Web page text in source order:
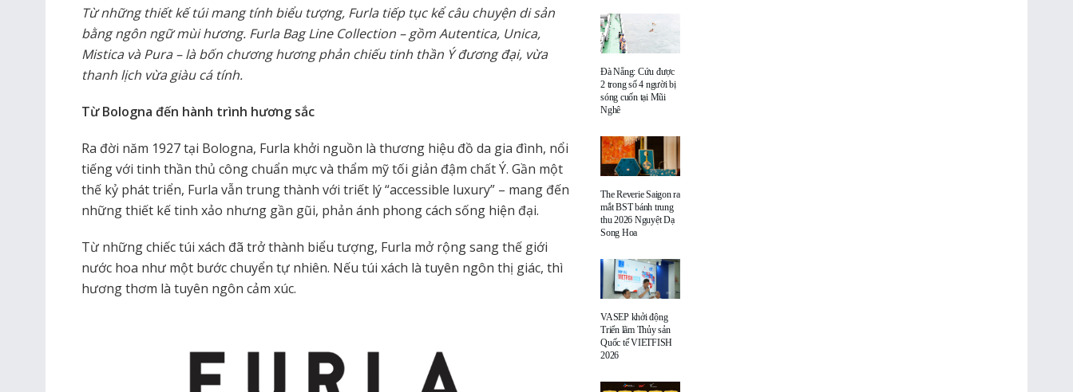
Từ những thiết kế túi mang tính biểu tượng, Furla tiếp tục kể câu chuyện di sản
bằng ngôn ngữ mùi hương. Furla Bag Line Collection – gồm Autentica, Unica,
Mistica và Pura – là bốn chương hương phản chiếu tinh thần Ý đương đại, vừa
thanh lịch vừa giàu cá tính.
Từ Bologna đến hành trình hương sắc
Ra đời năm 1927 tại Bologna, Furla khởi nguồn là thương hiệu đồ da gia đình, nổi
tiếng với tinh thần thủ công chuẩn mực và thẩm mỹ tối giản đậm chất Ý. Gần một
thế kỷ phát triển, Furla vẫn trung thành với triết lý “accessible luxury” – mang đến
những thiết kế tinh xảo nhưng gần gũi, phản ánh phong cách sống hiện đại.
Từ những chiếc túi xách đã trở thành biểu tượng, Furla mở rộng sang thế giới
nước hoa như một bước chuyển tự nhiên. Nếu túi xách là tuyên ngôn thị giác, thì
hương thơm là tuyên ngôn cảm xúc.
Đà Nẵng: Cứu được
2 trong số 4 người bị
sóng cuốn tại Mũi
Nghê
The Reverie Saigon ra
mắt BST bánh trung
thu 2026 Nguyệt Dạ
Song Hoa
VASEP khởi động
Triển lãm Thủy sản
Quốc tế VIETFISH
2026